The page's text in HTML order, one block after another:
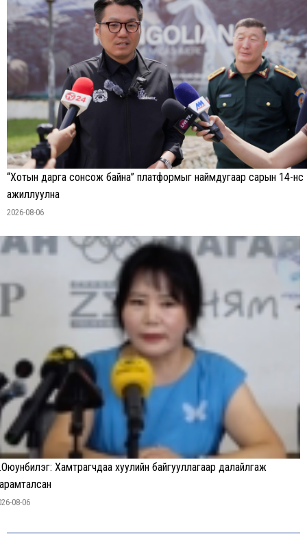
“Хотын дарга сонсож байна” платформыг наймдугаар сарын 14-нөөс
ажиллуулна
2026-08-06
Хамтрагчдаа хуулийн байгууллагаар далайлгаж
08-06